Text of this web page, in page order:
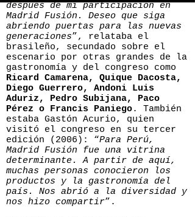
después de mi participación en
Madrid Fusión. Deseo que siga
abriendo puertas para las nuevas
generaciones”, relataba el
brasileño, secundado sobre el
escenario por otras grandes de la
gastronomía y del congreso como
Ricard Camarena, Quique Dacosta,
Diego Guerrero, Andoni Luis
Aduriz, Pedro Subijana, Paco
Pérez o Francis Paniego. También
estaba Gastón Acurio, quien
visitó el congreso en su tercer
edición (2006): “Para Perú,
Madrid Fusión fue una vitrina
determinante. A partir de aquí,
muchas personas conocieron los
productos y la gastronomía del
país. Nos abrió a la diversidad y
nos hizo compartir”.